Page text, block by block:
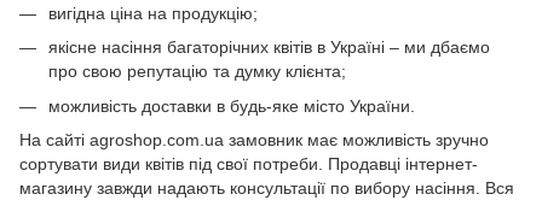
вигідна ціна на продукцію;
якісне насіння багаторічних квітів в Україні – ми дбаємо
про свою репутацію та думку клієнта;
можливість доставки в будь-яке місто України.
На сайті agroshop.com.ua замовник має можливість зручно
сортувати види квітів під свої потреби. Продавці інтернет-
магазину завжди надають консультації по вибору насіння. Вся